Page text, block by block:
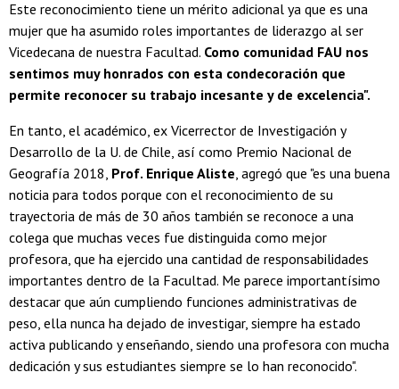
Este reconocimiento tiene un mérito adicional ya que es una
mujer que ha asumido roles importantes de liderazgo al ser
Vicedecana de nuestra Facultad. Como comunidad FAU nos
sentimos muy honrados con esta condecoración que
permite reconocer su trabajo incesante y de excelencia".
En tanto, el académico, ex Vicerrector de Investigación y
Desarrollo de la U. de Chile, así como Premio Nacional de
Geografía 2018, Prof. Enrique Aliste, agregó que "es una buena
noticia para todos porque con el reconocimiento de su
trayectoria de más de 30 años también se reconoce a una
colega que muchas veces fue distinguida como mejor
profesora, que ha ejercido una cantidad de responsabilidades
importantes dentro de la Facultad. Me parece importantísimo
destacar que aún cumpliendo funciones administrativas de
peso, ella nunca ha dejado de investigar, siempre ha estado
activa publicando y enseñando, siendo una profesora con mucha
dedicación y sus estudiantes siempre se lo han reconocido".